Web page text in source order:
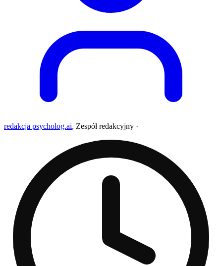
redakcja psycholog.ai, Zespół redakcyjny ·